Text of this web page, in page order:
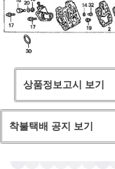
상품정보고시 보기
착불택배 공지 보기